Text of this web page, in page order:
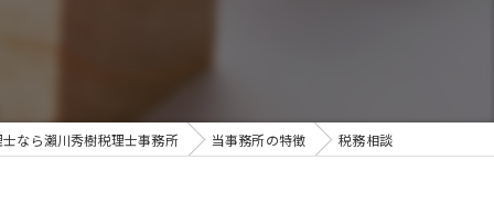
なら瀨川秀樹税理士事務所 当事務所の特徴 税務相談